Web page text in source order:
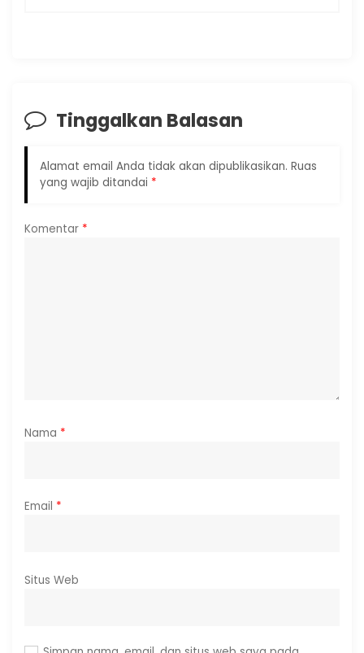
Tinggalkan Balasan
Alamat email Anda tidak akan dipublikasikan. Ruas
yang wajib ditandai *
Komentar *
Nama *
Email *
Situs Web